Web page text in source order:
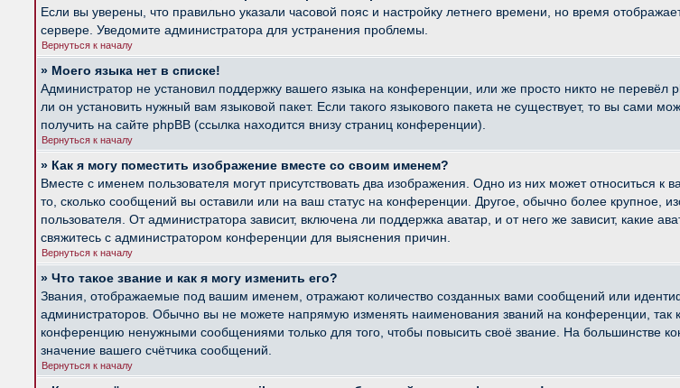
Если вы уверены, что правильно указали часовой пояс и настройку летнего времени, но время
сервере. Уведомите администратора для устранения проблемы.
Вернуться к началу
» Моего языка нет в списке!
Администратор не установил поддержку вашего языка на конференции, или же просто никто не
ли он установить нужный вам языковой пакет. Если такого языкового пакета не существует, то вы
получить на сайте phpBB (ссылка находится внизу страниц конференции).
Вернуться к началу
» Как я могу поместить изображение вместе со своим именем?
Вместе с именем пользователя могут присутствовать два изображения. Одно из них может относиться
то, сколько сообщений вы оставили или на ваш статус на конференции. Другое, обычно более крупное,
пользователя. От администратора зависит, включена ли поддержка аватар, и от него же зависит, какие
свяжитесь с администратором конференции для выяснения причин.
Вернуться к началу
» Что такое звание и как я могу изменить его?
Звания, отображаемые под вашим именем, отражают количество созданных вами сообщений или
администраторов. Обычно вы не можете напрямую изменять наименования званий на конференции, так
конференцию ненужными сообщениями только для того, чтобы повысить своё звание. На большинстве
значение вашего счётчика сообщений.
Вернуться к началу